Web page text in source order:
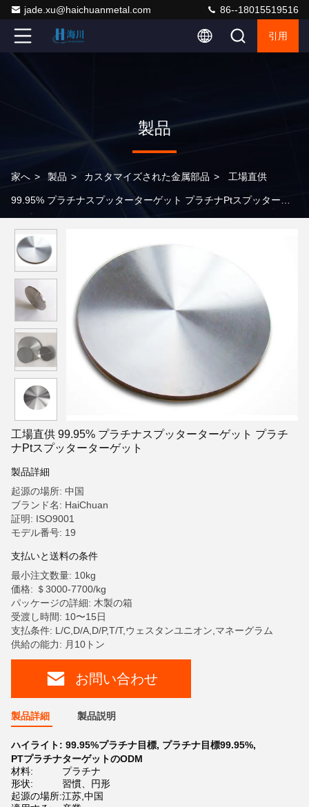
jade.xu@haichuanmetal.com 86--18015519516
引用
製品
家へ > 製品 > カスタマイズされた金属部品 > 工場直供
99.95% プラチナスプッターターゲット プラチナPtスプッタータ
工場直供 99.95% プラチナスプッターターゲット プラチ
ナPtスプッターターゲット
製品詳細
起源の場所: 中国
ブランド名: HaiChuan
証明: ISO9001
モデル番号: 19
支払いと送料の条件
最小注文数量: 10kg
価格: ＄3000-7700/kg
パッケージの詳細: 木製の箱
受渡し時間: 10〜15日
支払条件: L/C,D/A,D/P,T/T,ウェスタンユニオン,マネーグラム
供給の能力: 月10トン
お問い合わせ
製品詳細 製品説明
ハイライト: 99.95%プラチナ目標, プラチナ目標99.95%,
PTプラチナターゲットのODM
材料:
プラチナ
形状:
習慣、円形
起源の場所:江苏,中国